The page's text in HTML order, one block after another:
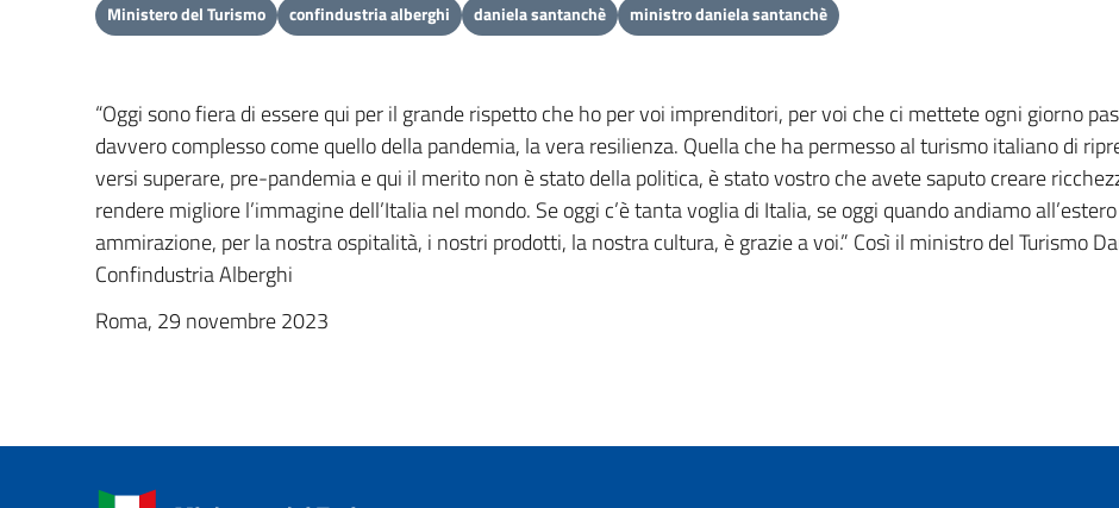
Ministero del Turismo confindustria alberghi daniela santanchè ministro daniela santanchè
“Oggi sono fiera di essere qui per il grande rispetto che ho per voi imprenditori, per voi che ci mettete ogni giorno
davvero complesso come quello della pandemia, la vera resilienza. Quella che ha permesso al turismo italiano di
versi superare, pre-pandemia e qui il merito non è stato della politica, è stato vostro che avete saputo creare
rendere migliore l’immagine dell’Italia nel mondo. Se oggi c’è tanta voglia di Italia, se oggi quando andiamo
ammirazione, per la nostra ospitalità, i nostri prodotti, la nostra cultura, è grazie a voi.” Così il ministro del Turismo
Confindustria Alberghi
Roma, 29 novembre 2023